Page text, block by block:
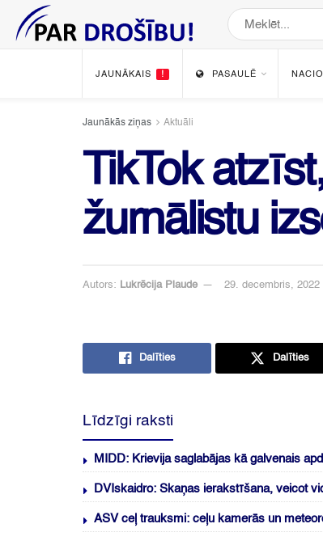
JAUNĀKAIS ! PASAULĒ
Jaunākās ziņas Aktuāli
TikTok
žurnālistu
Autors: Lukrēcija Plaude 29. decembris, 2022
Dalīties Dalīties
Līdzīgi raksti
MIDD: Krievija saglabājas kā galvenais
DVIskaidro: Skaņas ierakstīšana, veicot
ASV ceļ trauksmi: ceļu kamerās un